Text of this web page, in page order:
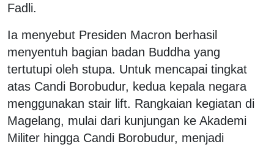
Fadli.
Ia menyebut Presiden Macron berhasil
menyentuh bagian badan Buddha yang
tertutupi oleh stupa. Untuk mencapai tingkat
atas Candi Borobudur, kedua kepala negara
menggunakan stair lift. Rangkaian kegiatan di
Magelang, mulai dari kunjungan ke Akademi
Militer hingga Candi Borobudur, menjadi